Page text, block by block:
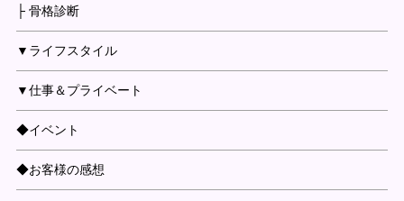
├ 骨格診断
▼ライフスタイル
▼仕事＆プライベート
◆イベント
◆お客様の感想